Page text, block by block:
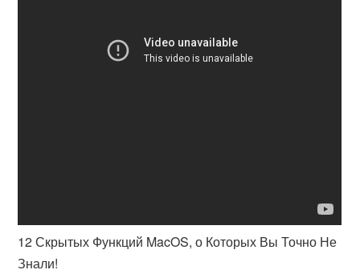
12 Скрытых Функций MacOS, о Которых Вы Точно Не
Знали!